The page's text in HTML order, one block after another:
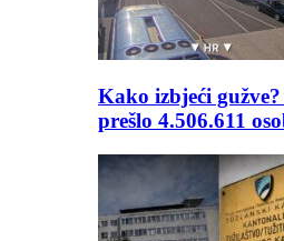
Kako izbjeći
prešlo 4.506.611